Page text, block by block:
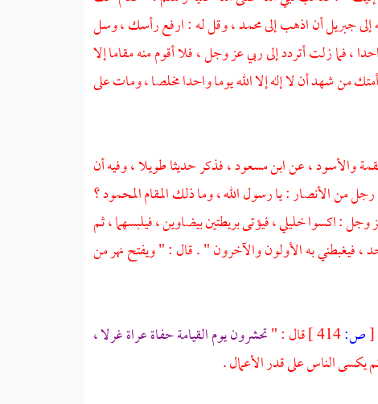
جبريل أن اذهب إلى محمد ، وقل له : ارفع رأسك ، وسل
زلت أتردد إلى ربي عز وجل ، فلا أقوم منه مقاما إلا
شهد أن لا إله إلا الله يوما واحدا مخلصا ، ومات على
والأسود ، عن ابن مسعود ، فذكر حديثا طويلا ، وفيه أن
من الأنصار : يا رسول الله ، وما ذلك المقام المحمود ؟
: اكسوا خليلي ، فيؤتى بريطتين بيضاوين ، فيلبسهما ، ثم
، فيغبطني به الأولون والآخرون " . قال : " ويفتح نهر من
[ص: قال : "تحشرون يوم القيامة حفاة عراة غرلا ،
يكسى الناس على قدر الأعمال .